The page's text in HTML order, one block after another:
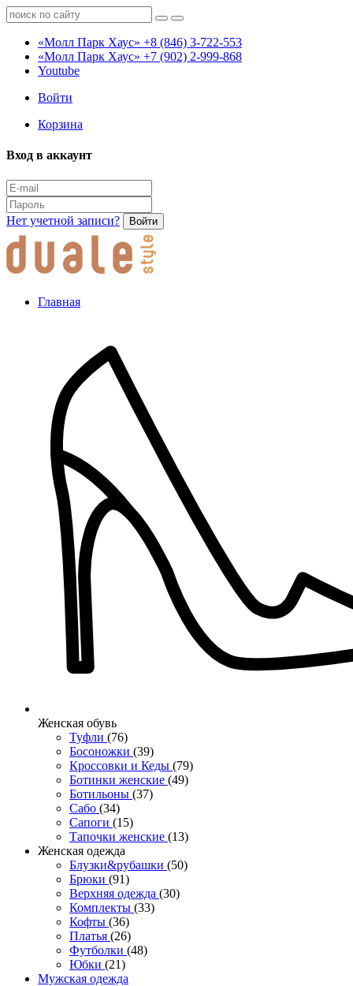
«Молл Парк Хаус» +8 (846) 3-722-553
«Молл Парк Хаус» +7 (902) 2-999-868
Youtube
Войти
Корзина
Вход в аккаунт
Нет учетной записи? Войти
Главная
Женcкая обувь
Туфли (76)
Босоножки (39)
Кроссовки и Кеды (79)
Ботинки женские (49)
Ботильоны (37)
Сабо (34)
Сапоги (15)
Тапочки женские (13)
Женская одежда
Блузки&рубашки (50)
Брюки (91)
Верхняя одежда (30)
Комплекты (33)
Кофты (36)
Платья (26)
Футболки (48)
Юбки (21)
Мужская одежда